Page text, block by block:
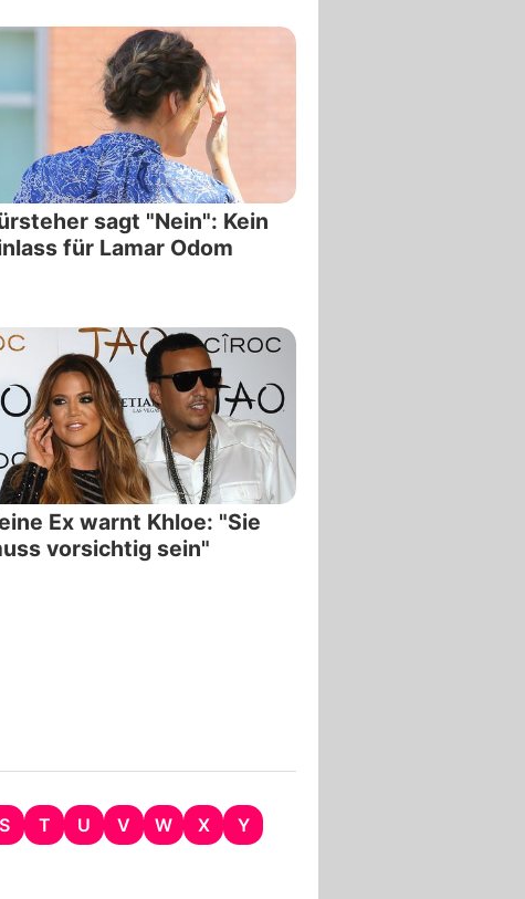
sagt "Nein": Kein
für Lamar Odom
Ex warnt Khloe: "Sie
vorsichtig sein"
S T U V W X
Y